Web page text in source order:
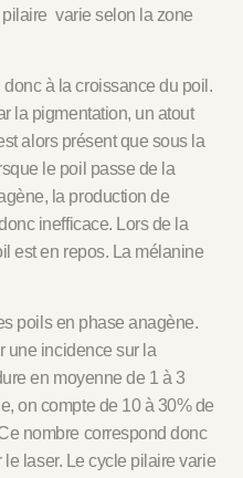
varie selon la zone
à la croissance du poil.
la pigmentation, un atout
alors présent que sous la
le poil passe de la
la production de
inefficace. Lors de la
est en repos. La mélanine
poils en phase anagène.
une incidence sur la
en moyenne de 1 à 3
on compte de 10 à 30% de
nombre correspond donc
laser. Le cycle pilaire varie